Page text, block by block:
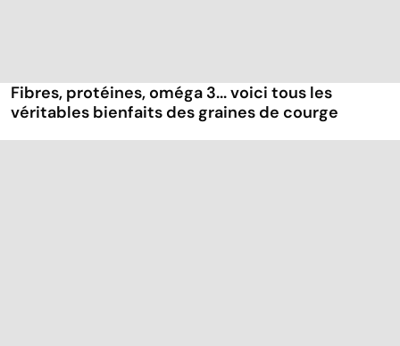
Fibres, protéines, oméga 3... voici tous les
véritables bienfaits des graines de courge